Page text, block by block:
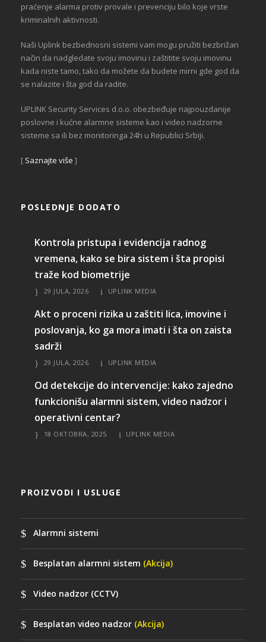
praćenje alarma protiv provale i prevenciju bilo koje vrste
kriminalnih aktivnosti.
Naši Uplink bezbednosni sistemi vam mogu pružiti bezbrižan
način da nadgledate svoju imovinu i zaštitite svoju imovinu
kada niste tamo, tako da možete da budete mirni gde god da
se nalazite i šta god da radite.
UPLINK Security Services d.o.o. obezbeđuje najpouzdanije
poslovne i kućne alarmne sisteme kao i video nadzorne
sisteme sa ili bez monitoringa 24h u Republici Srbiji.
[ Saznajte više ]
POSLEDNJE DODATO
Kontrola pristupa i evidencija radnog
vremena, kako se bira sistem i šta propisi
traže kod biometrije
29 JULA, 2026 UPLINK MEDIA
Akt o proceni rizika u zaštiti lica, imovine i
poslovanja, ko ga mora imati i šta on zaista
sadrži
29 JULA, 2026 UPLINK MEDIA
Od detekcije do intervencije: kako zajedno
funkcionišu alarmni sistem, video nadzor i
operativni centar?
18 OKTOBRA, 2025 UPLINK MEDIA
PROIZVODI I USLUGE
Alarmni sistemi
Besplatan alarmni sistem (Akcija)
Video nadzor (CCTV)
Besplatan video nadzor (Akcija)